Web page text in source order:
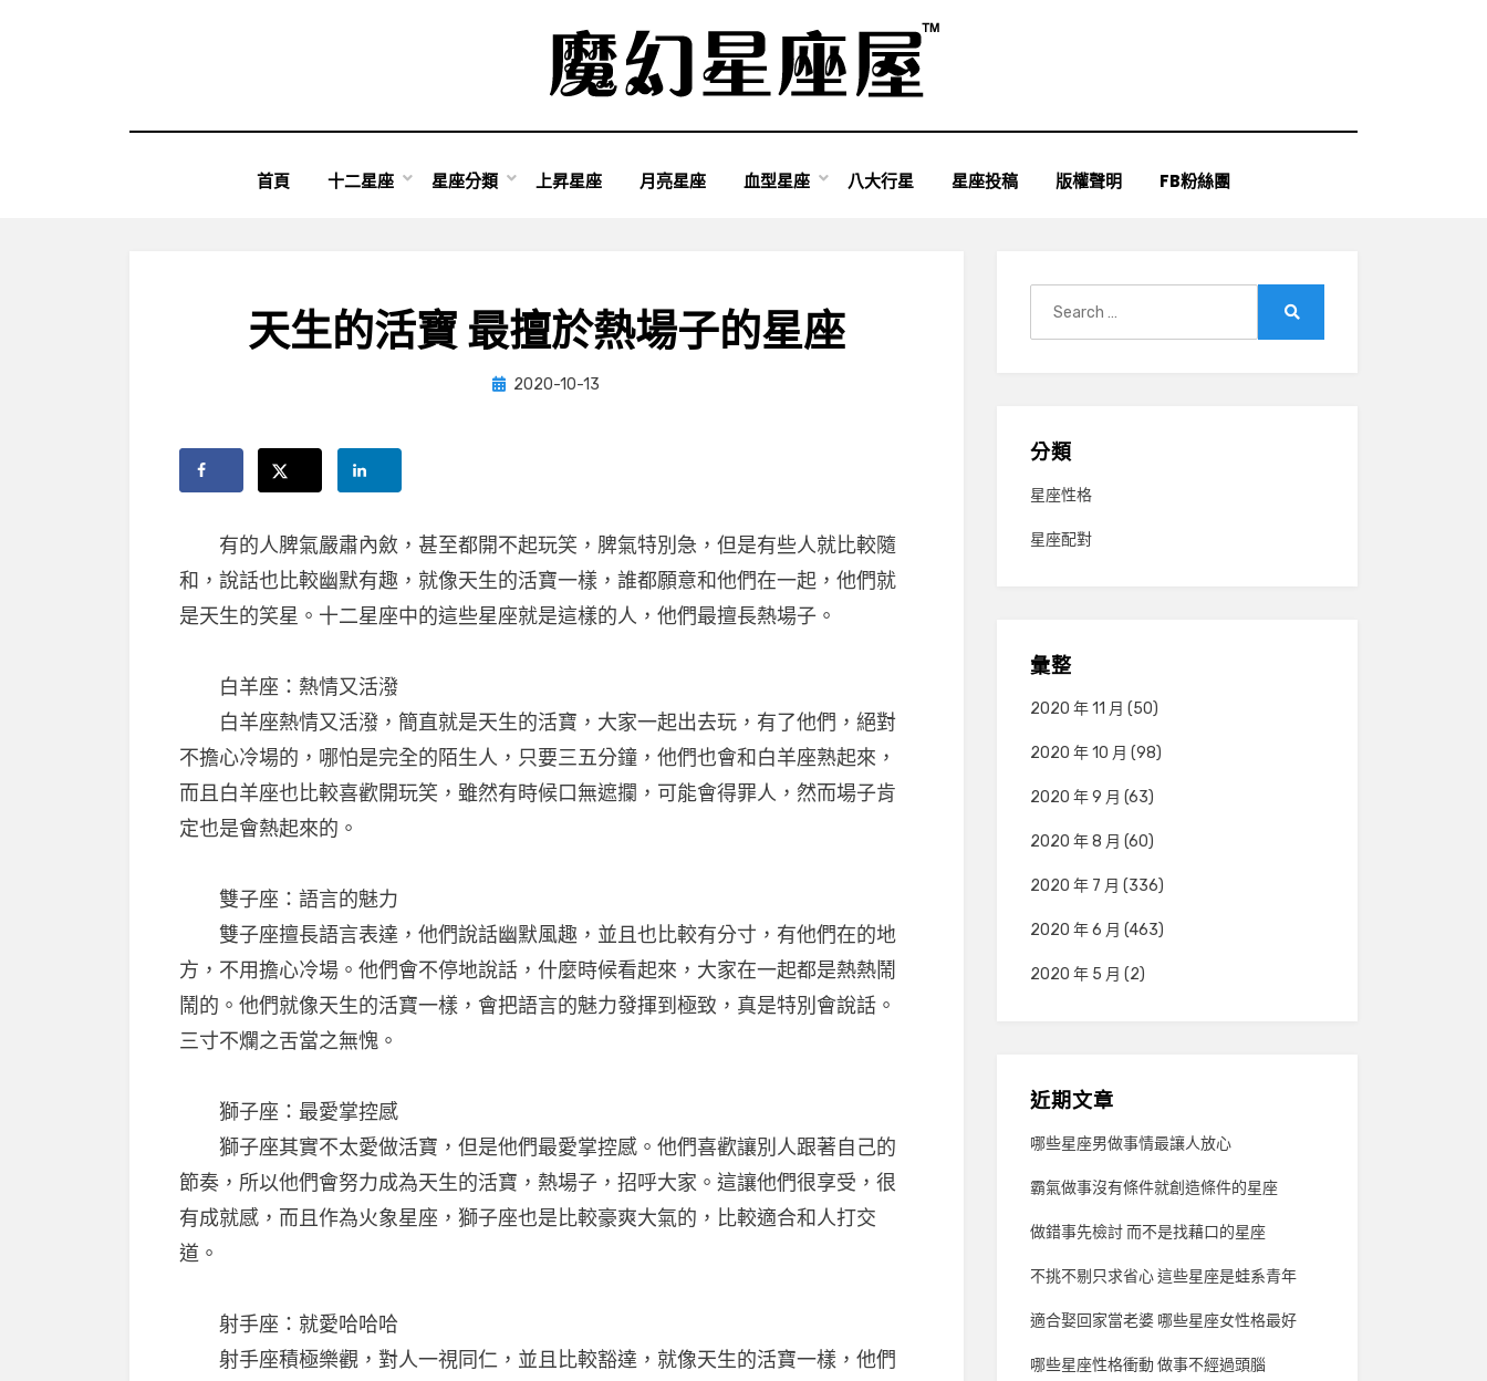
首頁 十二星座 星座分類 上昇星座 月亮星座 血型星座 八大行星 星座投稿 版權聲明 FB粉絲團
天生的活寶 最擅於熱場子的星座
by小編
Posted
2020-10-13
有的人脾氣嚴肅內斂，甚至都開不起玩笑，脾氣特別急，但是有些人就比較隨
和，說話也比較幽默有趣，就像天生的活寶一樣，誰都願意和他們在一起，他們就
是天生的笑星。十二星座中的這些星座就是這樣的人，他們最擅長熱場子。
白羊座：熱情又活潑
白羊座熱情又活潑，簡直就是天生的活寶，大家一起出去玩，有了他們，絕對
不擔心冷場的，哪怕是完全的陌生人，只要三五分鐘，他們也會和白羊座熟起來，
而且白羊座也比較喜歡開玩笑，雖然有時候口無遮攔，可能會得罪人，然而場子肯
定也是會熱起來的。
雙子座：語言的魅力
雙子座擅長語言表達，他們說話幽默風趣，並且也比較有分寸，有他們在的地
方，不用擔心冷場。他們會不停地說話，什麼時候看起來，大家在一起都是熱熱鬧
鬧的。他們就像天生的活寶一樣，會把語言的魅力發揮到極致，真是特別會說話。
三寸不爛之舌當之無愧。
獅子座：最愛掌控感
獅子座其實不太愛做活寶，但是他們最愛掌控感。他們喜歡讓別人跟著自己的
節奏，所以他們會努力成為天生的活寶，熱場子，招呼大家。這讓他們很享受，很
有成就感，而且作為火象星座，獅子座也是比較豪爽大氣的，比較適合和人打交
道。
射手座：就愛哈哈哈
射手座積極樂觀，對人一視同仁，並且比較豁達，就像天生的活寶一樣，他們
分類
星座性格
星座配對
彙整
2020 年 11 月 (50)
2020 年 10 月 (98)
2020 年 9 月 (63)
2020 年 8 月 (60)
2020 年 7 月 (336)
2020 年 6 月 (463)
2020 年 5 月 (2)
近期文章
哪些星座男做事情最讓人放心
霸氣做事沒有條件就創造條件的星座
做錯事先檢討 而不是找藉口的星座
不挑不剔只求省心 這些星座是蛙系青年
適合娶回家當老婆 哪些星座女性格最好
哪些星座性格衝動 做事不經過頭腦